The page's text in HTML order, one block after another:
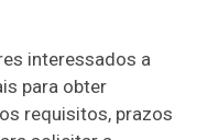
interessados a
para obter
requisitos, prazos